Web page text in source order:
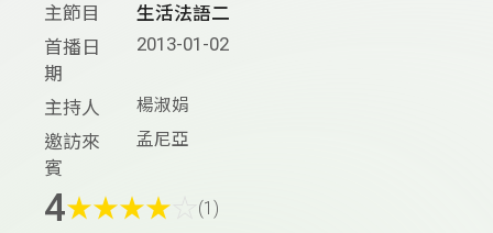
主節目
生活法語二
首播日
期
2013-01-02
主持人 楊淑娟
邀訪來
賓
孟尼亞
4★★★★ (1)